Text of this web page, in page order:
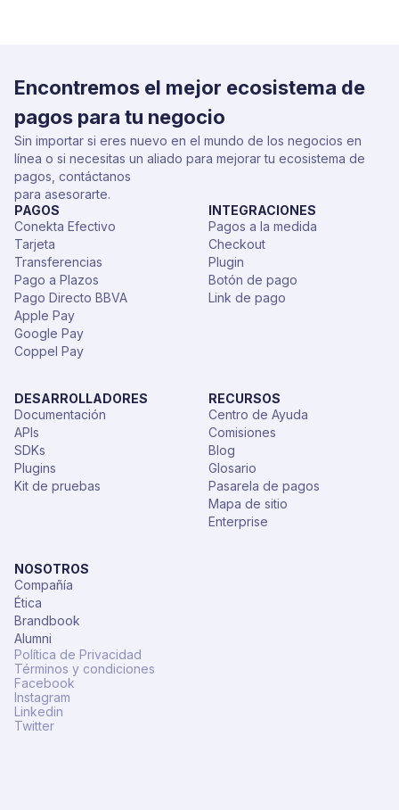
Encontremos el mejor ecosistema de
pagos para tu negocio
Sin importar si eres nuevo en el mundo de los negocios en
línea o si necesitas un aliado para mejorar tu ecosistema de
pagos, contáctanos
para asesorarte.
PAGOS
Conekta Efectivo
Tarjeta
Transferencias
Pago a Plazos
Pago Directo BBVA
Apple Pay
Google Pay
Coppel Pay
INTEGRACIONES
Pagos a la medida
Checkout
Plugin
Botón de pago
Link de pago
DESARROLLADORES
Documentación
APIs
SDKs
Plugins
Kit de pruebas
RECURSOS
Centro de Ayuda
Comisiones
Blog
Glosario
Pasarela de pagos
Mapa de sitio
Enterprise
NOSOTROS
Compañía
Ética
Brandbook
Alumni
Política de Privacidad
Términos y condiciones
Facebook
Instagram
Linkedin
Twitter